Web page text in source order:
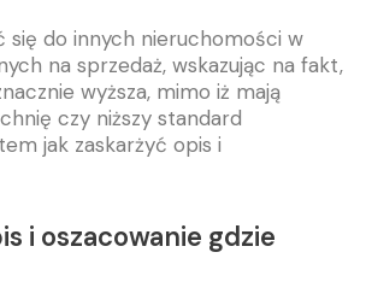
się do innych nieruchomości w
na sprzedaż, wskazując na fakt,
wyższa, mimo iż mają
czy niższy standard
jak zaskarżyć opis i
i oszacowanie gdzie